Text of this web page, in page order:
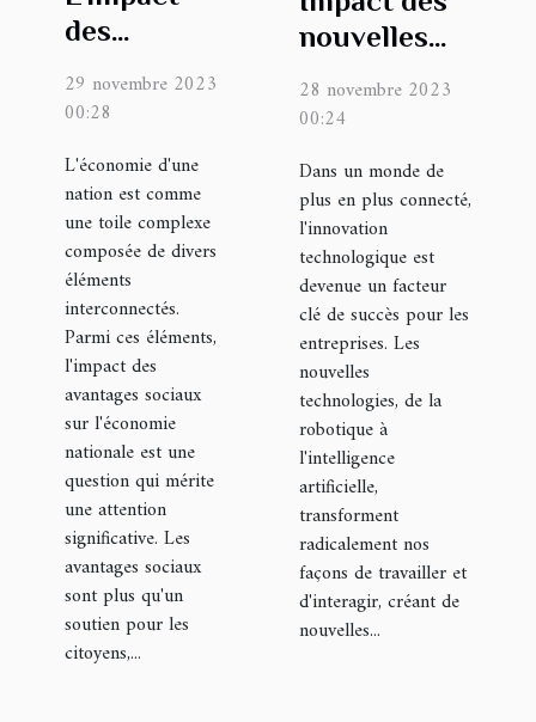
des
sociaux sur
nationale
29 novembre 2023
00:28
L'économie d'une
nation est comme
une toile complexe
composée de divers
éléments
interconnectés.
Parmi ces éléments,
l'impact des
avantages sociaux
sur l'économie
nationale est une
question qui mérite
une attention
significative. Les
avantages sociaux
sont plus qu'un
soutien pour les
citoyens,...
nouvelles
sur les
innovantes
28 novembre 2023
00:24
Dans un monde de
plus en plus connecté,
l'innovation
technologique est
devenue un facteur
clé de succès pour les
entreprises. Les
nouvelles
technologies, de la
robotique à
l'intelligence
artificielle,
transforment
radicalement nos
façons de travailler et
d'interagir, créant de
nouvelles...